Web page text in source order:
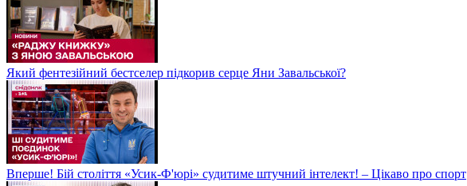
Який фентезійний бестселер підкорив серце Яни Завальської?
Вперше! Бій століття «Усик-Ф'юрі» судитиме штучний інтелект! – Цікаво про спорт